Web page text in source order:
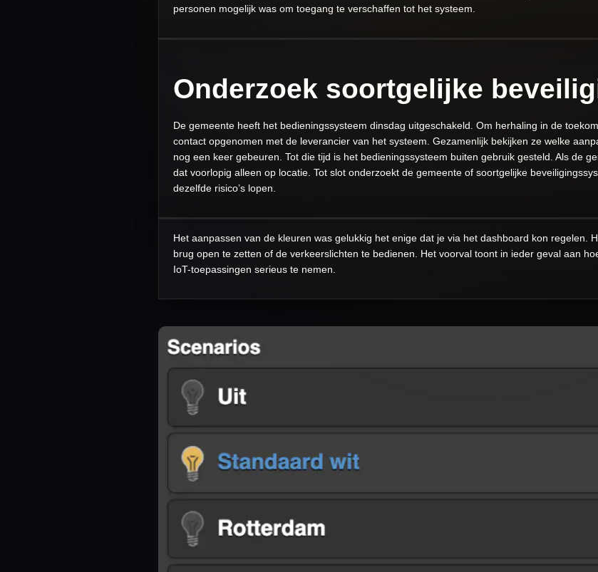
personen mogelijk was om toegang te verschaffen tot het systeem.
Onderzoek soortgelijke
De gemeente heeft het bedieningssysteem dinsdag uitgeschakeld. Om herhaling in de
contact opgenomen met de leverancier van het systeem. Gezamenlijk bekijken ze welke
nog een keer gebeuren. Tot die tijd is het bedieningssysteem buiten gebruik gesteld. Als de
dat voorlopig alleen op locatie. Tot slot onderzoekt de gemeente of soortgelijke
dezelfde risico’s lopen.
Het aanpassen van de kleuren was gelukkig het enige dat je via het dashboard kon regelen.
brug open te zetten of de verkeerslichten te bedienen. Het voorval toont in ieder geval aan
IoT-toepassingen serieus te nemen.